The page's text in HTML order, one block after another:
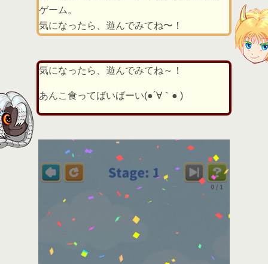
ゲーム。
気になったら、遊んでみてね〜！
気になったら、遊んでみてね～！
あんこ食ってばいばーい(●´∀｀● )